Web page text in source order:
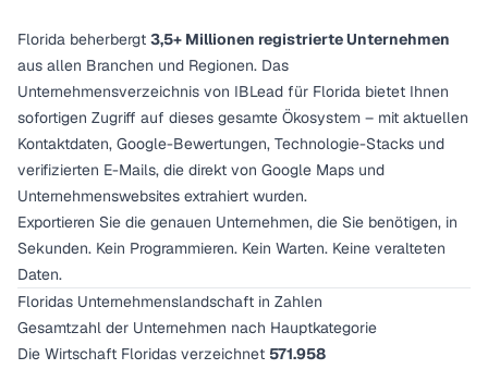
Florida beherbergt 3,5+ Millionen registrierte Unternehmen
aus allen Branchen und Regionen. Das
Unternehmensverzeichnis von IBLead für Florida bietet Ihnen
sofortigen Zugriff auf dieses gesamte Ökosystem – mit aktuellen
Kontaktdaten, Google-Bewertungen, Technologie-Stacks und
verifizierten E-Mails, die direkt von Google Maps und
Unternehmenswebsites extrahiert wurden.
Exportieren Sie die genauen Unternehmen, die Sie benötigen, in
Sekunden. Kein Programmieren. Kein Warten. Keine veralteten
Daten.
Floridas Unternehmenslandschaft in Zahlen
Gesamtzahl der Unternehmen nach Hauptkategorie
Die Wirtschaft Floridas verzeichnet 571.958